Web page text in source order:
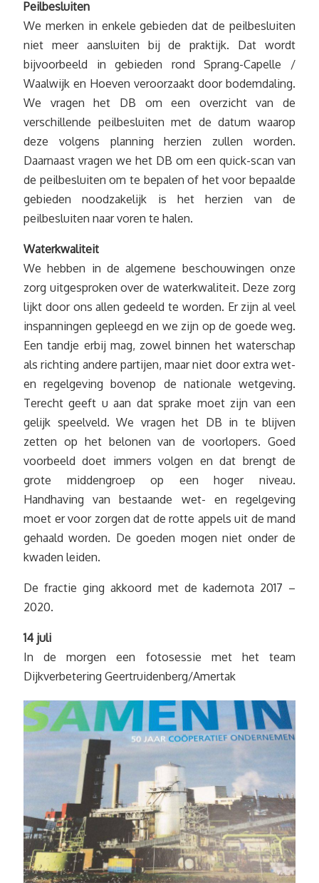
Peilbesluiten
We merken in enkele gebieden dat de peilbesluiten
niet meer aansluiten bij de praktijk. Dat wordt
bijvoorbeeld in gebieden rond Sprang-Capelle /
Waalwijk en Hoeven veroorzaakt door bodemdaling.
We vragen het DB om een overzicht van de
verschillende peilbesluiten met de datum waarop
deze volgens planning herzien zullen worden.
Daarnaast vragen we het DB om een quick-scan van
de peilbesluiten om te bepalen of het voor bepaalde
gebieden noodzakelijk is het herzien van de
peilbesluiten naar voren te halen.
Waterkwaliteit
We hebben in de algemene beschouwingen onze
zorg uitgesproken over de waterkwaliteit. Deze zorg
lijkt door ons allen gedeeld te worden. Er zijn al veel
inspanningen gepleegd en we zijn op de goede weg.
Een tandje erbij mag, zowel binnen het waterschap
als richting andere partijen, maar niet door extra wet-
en regelgeving bovenop de nationale wetgeving.
Terecht geeft u aan dat sprake moet zijn van een
gelijk speelveld. We vragen het DB in te blijven
zetten op het belonen van de voorlopers. Goed
voorbeeld doet immers volgen en dat brengt de
grote middengroep op een hoger niveau.
Handhaving van bestaande wet- en regelgeving
moet er voor zorgen dat de rotte appels uit de mand
gehaald worden. De goeden mogen niet onder de
kwaden leiden.
De fractie ging akkoord met de kadernota 2017 –
2020.
14 juli
In de morgen een fotosessie met het team
Dijkverbetering Geertruidenberg/Amertak